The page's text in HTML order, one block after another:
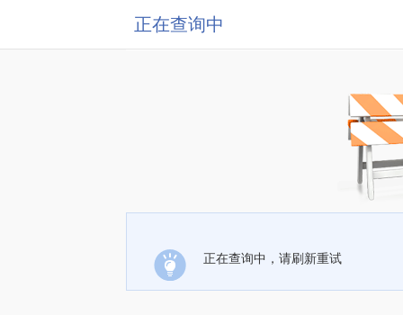
正在查询中
正在查询中，请刷新重试